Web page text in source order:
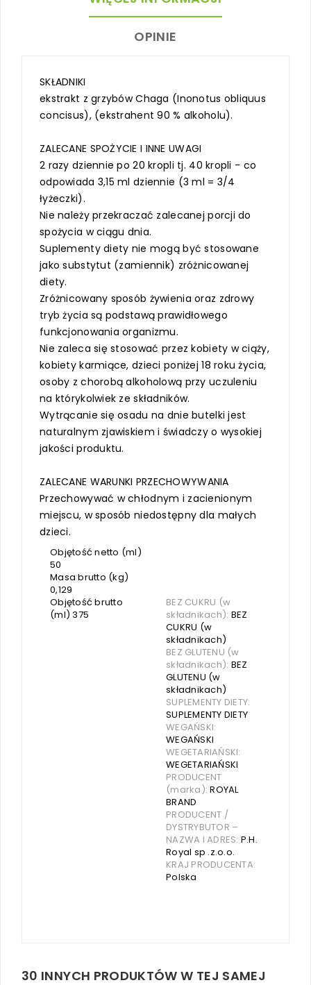
OPINIE
SKŁADNIKI
ekstrakt z grzybów Chaga (Inonotus obliquus
concisus), (ekstrahent 90 % alkoholu).
ZALECANE SPOŻYCIE I INNE UWAGI
2 razy dziennie po 20 kropli tj. 40 kropli - co
odpowiada 3,15 ml dziennie (3 ml = 3/4
łyżeczki).
Nie należy przekraczać zalecanej porcji do
spożycia w ciągu dnia.
Suplementy diety nie mogą być stosowane
jako substytut (zamiennik) zróżnicowanej
diety.
Zróżnicowany sposób żywienia oraz zdrowy
tryb życia są podstawą prawidłowego
funkcjonowania organizmu.
Nie zaleca się stosować przez kobiety w ciąży,
kobiety karmiące, dzieci poniżej 18 roku życia,
osoby z chorobą alkoholową przy uczuleniu
na którykolwiek ze składników.
Wytrącanie się osadu na dnie butelki jest
naturalnym zjawiskiem i świadczy o wysokiej
jakości produktu.
ZALECANE WARUNKI PRZECHOWYWANIA
Przechowywać w chłodnym i zacienionym
miejscu, w sposób niedostępny dla małych
dzieci.
Objętość netto (ml)
50
Masa brutto (kg)
0,129
Objętość brutto
(ml) 375
BEZ CUKRU (w
składnikach): BEZ
CUKRU (w
składnikach)
BEZ GLUTENU (w
składnikach): BEZ
GLUTENU (w
składnikach)
SUPLEMENTY DIETY:
SUPLEMENTY DIETY
WEGAŃSKI:
WEGAŃSKI
WEGETARIAŃSKI:
WEGETARIAŃSKI
PRODUCENT
(marka):ROYAL
BRAND
PRODUCENT /
DYSTRYBUTOR –
NAZWA I ADRES: P.H.
Royal sp .z.o.o.
KRAJ PRODUCENTA:
Polska
30 INNYCH PRODUKTÓW W TEJ SAMEJ